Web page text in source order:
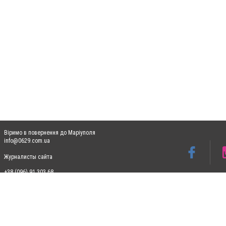
Віримо в повернення до Маріуполя
info@0629.com.ua
Журналисты сайта
+38 (096) 91 303 68